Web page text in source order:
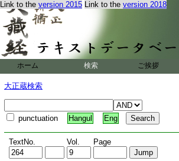
Link to the version 2015 Link to the version 2018
ホーム 検索 ご挨拶
大正蔵検索
punctuation Hangul Eng
TextNo. Vol. Page